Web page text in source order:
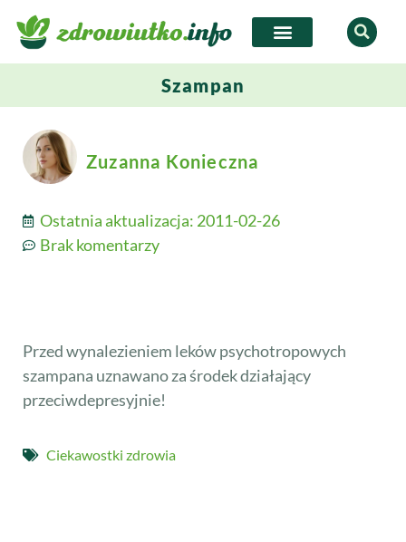
Szampan
Zuzanna Konieczna
Ostatnia aktualizacja: 2011-02-26
Brak komentarzy
Przed wynalezieniem leków psychotropowych
szampana uznawano za środek działający
przeciwdepresyjnie!
Ciekawostki zdrowia